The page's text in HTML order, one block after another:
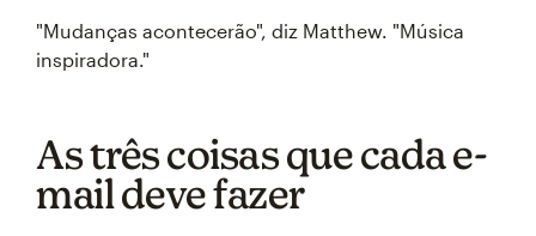
"Mudanças acontecerão", diz Matthew. "Música
inspiradora."
As três coisas que cada e-
mail deve fazer